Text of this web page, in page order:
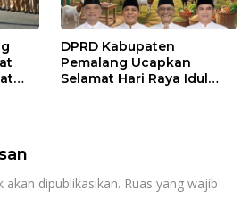
DPRD Kabupaten
Pemalang Ucapkan
Selamat Hari Raya Idul
dipublikasikan. Ruas yang wajib